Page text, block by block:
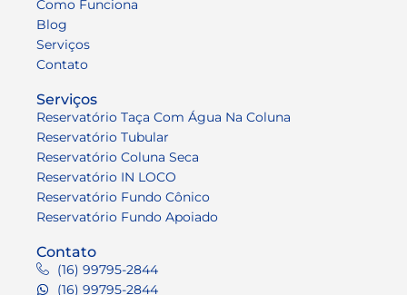
Como Funciona
Blog
Serviços
Contato
Serviços
Reservatório Taça Com Água Na Coluna
Reservatório Tubular
Reservatório Coluna Seca
Reservatório IN LOCO
Reservatório Fundo Cônico
Reservatório Fundo Apoiado
Contato
(16) 99795-2844
(16) 99795-2844